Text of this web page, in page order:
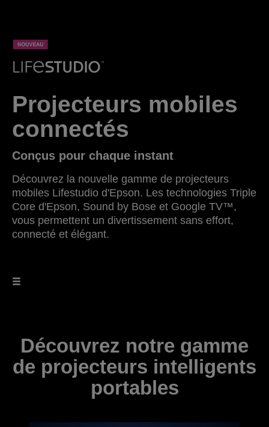
Projecteurs mobiles
connectés
Conçus pour chaque instant
Découvrez la nouvelle gamme de projecteurs
mobiles Lifestudio d'Epson. Les technologies Triple
Core d'Epson, Sound by Bose et Google TV™,
vous permettent un divertissement sans effort,
connecté et élégant.
Découvrez notre gamme
de projecteurs intelligents
portables